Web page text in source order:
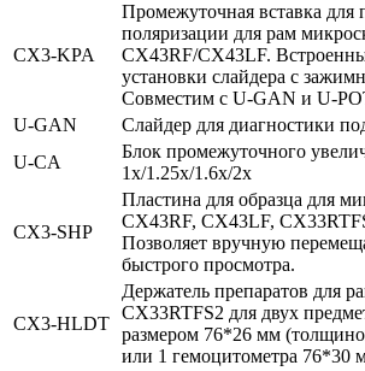
CX3‑KPA
Промежуточная вставка для
поляризации для рам
CX43RF/CX43LF.
установки слайдера с
Совместим с U-GAN и U-
U‑GAN
Слайдер для диагностики
U‑CA
Блок промежуточного
1x/1.25x/1.6x/2x
CX3‑SHP
Пластина для образца для
CX43RF, CX43LF,
Позволяет вручную
быстрого просмотра.
CX3‑HLDT
Держатель препаратов для
CX33RTFS2 для двух
размером 76*26 мм
или 1 гемоцитометра 76*30